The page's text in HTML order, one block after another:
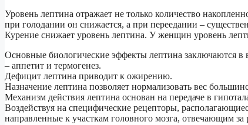
Уровень лептина отражает не только количество
при голодании он снижается, а при переедании –
Курение снижает уровень лептина. У женщин уровень
Основные биологические эффекты лептина заключаются
– аппетит и термогенез.
Дефицит лептина приводит к ожирению.
Назначение лептина позволяет нормализовать вес
Механизм действия лептина основан на передаче в
Воздействуя на специфические рецепторы,
направленные к участкам головного мозга, отвечающим за